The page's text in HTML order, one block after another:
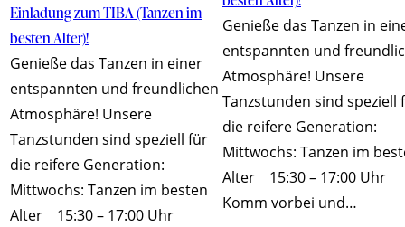
Einladung zum TIBA (Tanzen im
besten Alter)!
Genieße das Tanzen in einer
entspannten und freundlichen
Atmosphäre! Unsere
Tanzstunden sind speziell für
die reifere Generation:
Mittwochs: Tanzen im besten
Alter 15:30 – 17:00 Uhr
Genieße das Tanzen in
entspannten und
Atmosphäre! Unsere
Tanzstunden sind speziell
die reifere Generation:
Mittwochs: Tanzen im
Alter 15:30 – 17:00 Uhr
Komm vorbei und…